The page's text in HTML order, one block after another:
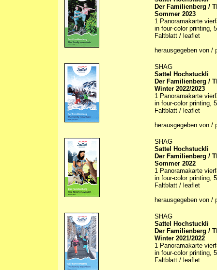
Der Familienberg /
Sommer 2023
1 Panoramakarte
in four-color printing,
Faltblatt / leaflet
herausgegeben von /
SHAG
Sattel Hochstuckli
Der Familienberg /
Winter 2022/2023
1 Panoramakarte
in four-color printing,
Faltblatt / leaflet
herausgegeben von /
SHAG
Sattel Hochstuckli
Der Familienberg /
Sommer 2022
1 Panoramakarte
in four-color printing,
Faltblatt / leaflet
herausgegeben von /
SHAG
Sattel Hochstuckli
Der Familienberg /
Winter 2021/2022
1 Panoramakarte
in four-color printing,
Faltblatt / leaflet